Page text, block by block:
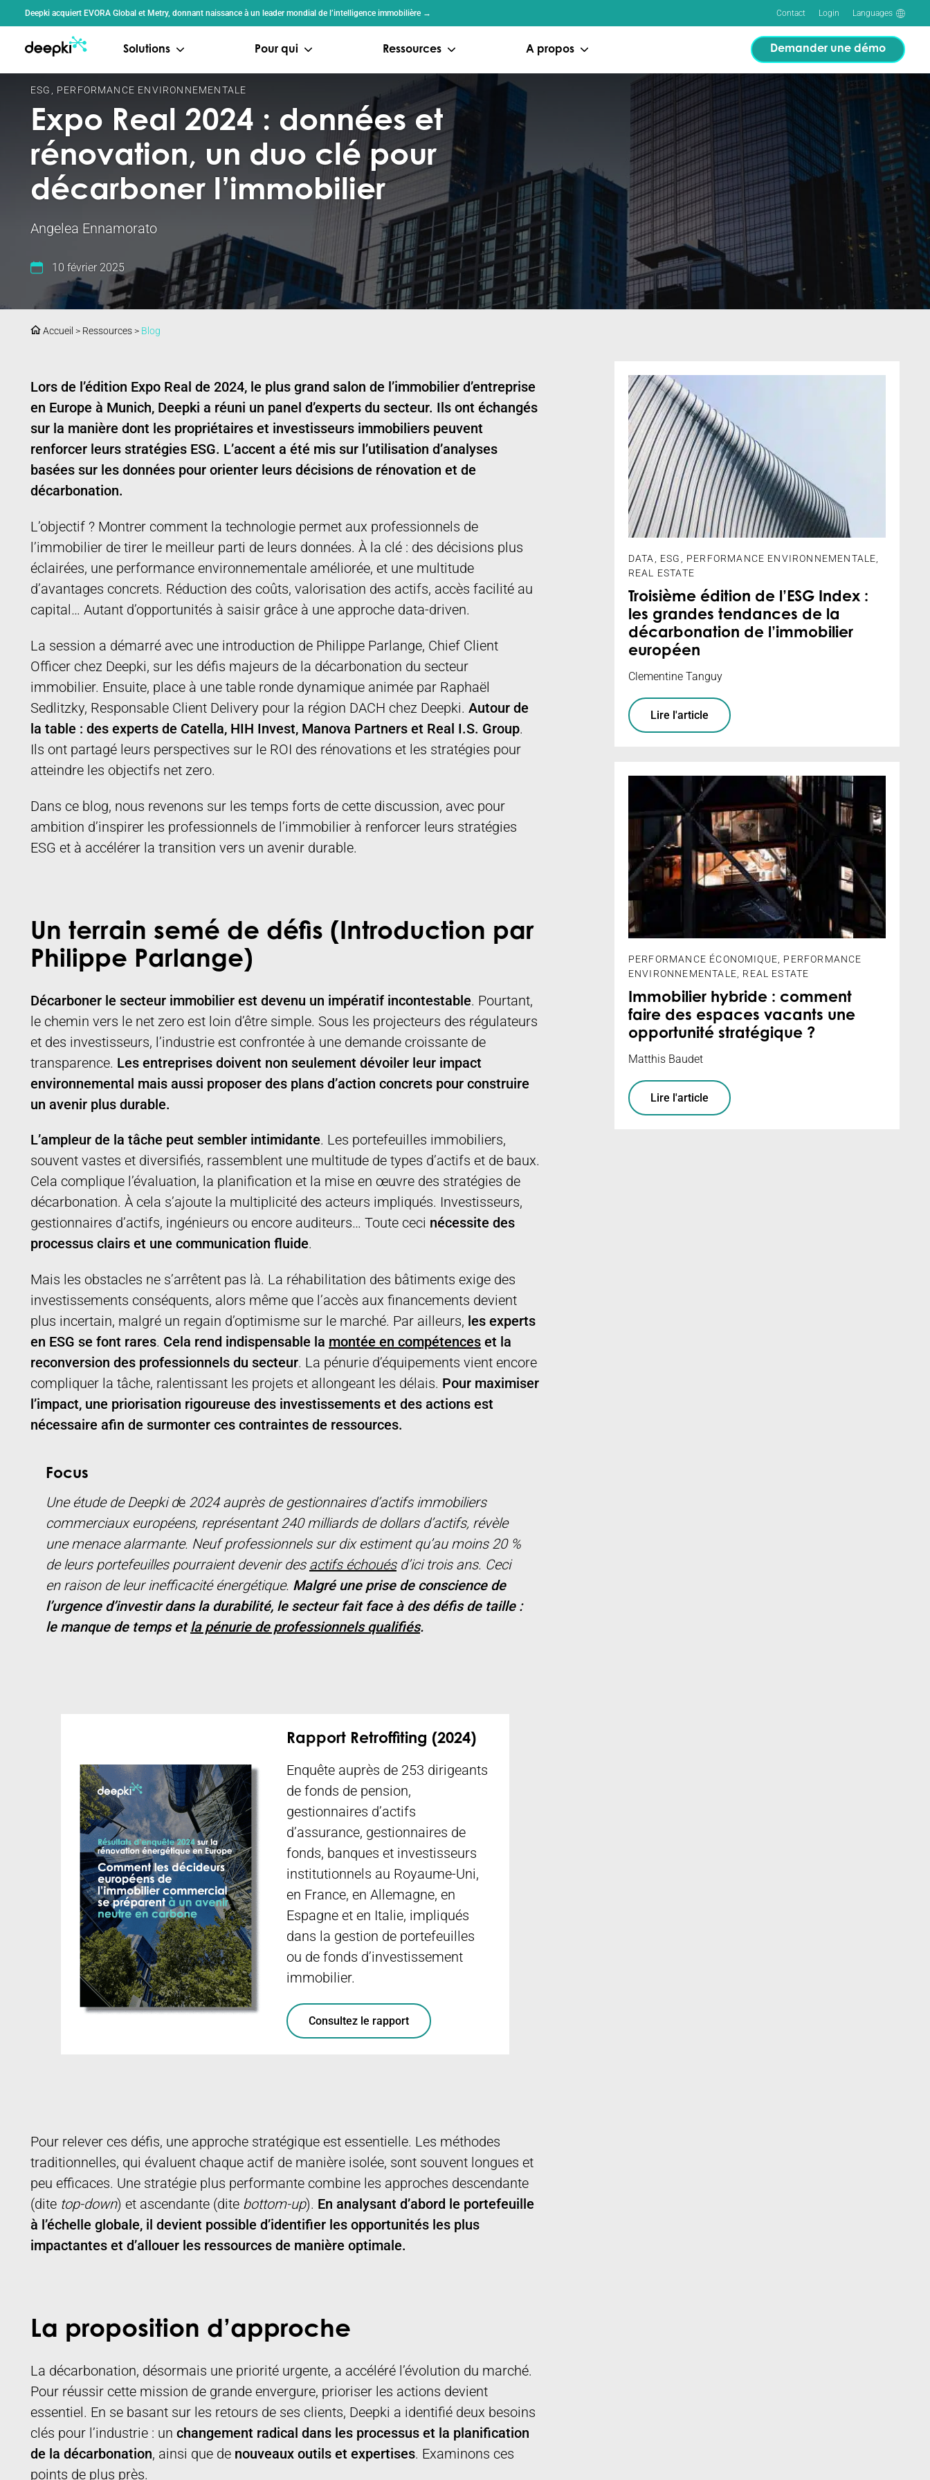
Deepki acquiert EVORA Global et Metry, donnant naissance à un leader mondial de l’intelligence immobilière → Contact Login Languages
Solutions Pour qui Ressources A propos Demander une démo
ESG PERFORMANCE ENVIRONNEMENTALE
Expo Real 2024 : données et
rénovation, un duo clé pour
décarboner l’immobilier
Angelea Ennamorato
10 février 2025
Accueil > Ressources> Blog
Lors de l’édition Expo Real de 2024, le plus grand salon de l’immobilier d’entreprise
en Europe à Munich, Deepki a réuni un panel d’experts du secteur. Ils ont échangés
sur la manière dont les propriétaires et investisseurs immobiliers peuvent
renforcer leurs stratégies ESG. L’accent a été mis sur l’utilisation d’analyses
basées sur les données pour orienter leurs décisions de rénovation et de
décarbonation.
L’objectif ? Montrer comment la technologie permet aux professionnels de
l’immobilier de tirer le meilleur parti de leurs données. À la clé : des décisions plus
éclairées, une performance environnementale améliorée, et une multitude
d’avantages concrets. Réduction des coûts, valorisation des actifs, accès facilité au
capital… Autant d’opportunités à saisir grâce à une approche data-driven.
La session a démarré avec une introduction de Philippe Parlange, Chief Client
Officer chez Deepki, sur les défis majeurs de la décarbonation du secteur
immobilier. Ensuite, place à une table ronde dynamique animée par Raphaël
Sedlitzky, Responsable Client Delivery pour la région DACH chez Deepki. Autour de
la table : des experts de Catella, HIH Invest, Manova Partners et Real I.S. Group.
Ils ont partagé leurs perspectives sur le ROI des rénovations et les stratégies pour
atteindre les objectifs net zero.
Dans ce blog, nous revenons sur les temps forts de cette discussion, avec pour
ambition d’inspirer les professionnels de l’immobilier à renforcer leurs stratégies
ESG et à accélérer la transition vers un avenir durable.
Un terrain semé de défis (Introduction par
Philippe Parlange)
Décarboner le secteur immobilier est devenu un impératif incontestable. Pourtant,
le chemin vers le net zero est loin d’être simple. Sous les projecteurs des régulateurs
et des investisseurs, l’industrie est confrontée à une demande croissante de
transparence. Les entreprises doivent non seulement dévoiler leur impact
environnemental mais aussi proposer des plans d’action concrets pour construire
un avenir plus durable.
L’ampleur de la tâche peut sembler intimidante. Les portefeuilles immobiliers,
souvent vastes et diversifiés, rassemblent une multitude de types d’actifs et de baux.
Cela complique l’évaluation, la planification et la mise en œuvre des stratégies de
décarbonation. À cela s’ajoute la multiplicité des acteurs impliqués. Investisseurs,
gestionnaires d’actifs, ingénieurs ou encore auditeurs… Toute ceci nécessite des
processus clairs et une communication fluide.
Mais les obstacles ne s’arrêtent pas là. La réhabilitation des bâtiments exige des
investissements conséquents, alors même que l’accès aux financements devient
plus incertain, malgré un regain d’optimisme sur le marché. Par ailleurs, les experts
en ESG se font rares. Cela rend indispensable la montée en compétences et la
reconversion des professionnels du secteur. La pénurie d’équipements vient encore
compliquer la tâche, ralentissant les projets et allongeant les délais. Pour maximiser
l’impact, une priorisation rigoureuse des investissements et des actions est
nécessaire afin de surmonter ces contraintes de ressources.
Focus
Une étude de Deepki de 2024 auprès de gestionnaires d’actifs immobiliers
commerciaux européens, représentant 240 milliards de dollars d’actifs, révèle
une menace alarmante. Neuf professionnels sur dix estiment qu’au moins 20 %
de leurs portefeuilles pourraient devenir des actifs échouésd’ici trois ans. Ceci
en raison de leur inefficacité énergétique. Malgré une prise de conscience de
l’urgence d’investir dans la durabilité, le secteur fait face à des défis de taille :
le manque de temps etla pénurie de professionnels qualifiés.
Rapport Retroffiting (2024)
Enquête auprès de 253 dirigeants
de fonds de pension,
gestionnaires d’actifs
d’assurance, gestionnaires de
fonds, banques et investisseurs
institutionnels au Royaume-Uni,
en France, en Allemagne, en
Espagne et en Italie, impliqués
dans la gestion de portefeuilles
ou de fonds d’investissement
immobilier.
Consultez le rapport
Pour relever ces défis, une approche stratégique est essentielle. Les méthodes
traditionnelles, qui évaluent chaque actif de manière isolée, sont souvent longues et
peu efficaces. Une stratégie plus performante combine les approches descendante
(dite top-down) et ascendante (dite bottom-up). En analysant d’abord le portefeuille
à l’échelle globale, il devient possible d’identifier les opportunités les plus
impactantes et d’allouer les ressources de manière optimale.
La proposition d’approche
La décarbonation, désormais une priorité urgente, a accéléré l’évolution du marché.
Pour réussir cette mission de grande envergure, prioriser les actions devient
essentiel. En se basant sur les retours de ses clients, Deepki a identifié deux besoins
clés pour l’industrie : un changement radical dans les processus et la planification
de la décarbonation, ainsi que de nouveaux outils et expertises. Examinons ces
points de plus près.
DATA ESG PERFORMANCE ENVIRONNEMENTALE
REAL ESTATE
Troisième édition de l’ESG Index :
les grandes tendances de la
décarbonation de l’immobilier
européen
Clementine Tanguy
Lire l'article
PERFORMANCE ÉCONOMIQUE
PERFORMANCE
ENVIRONNEMENTALE
REAL ESTATE
Immobilier hybride : comment
faire des espaces vacants une
opportunité stratégique ?
Matthis Baudet
Lire l'article
Panneau de gestion des cookies